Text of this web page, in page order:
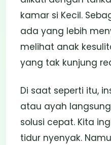
kamar si Kecil.
ada yang lebih
melihat anak
yang tak kunjung
Di saat seperti itu,
atau ayah
solusi cepat. Kita
tidur nyenyak.